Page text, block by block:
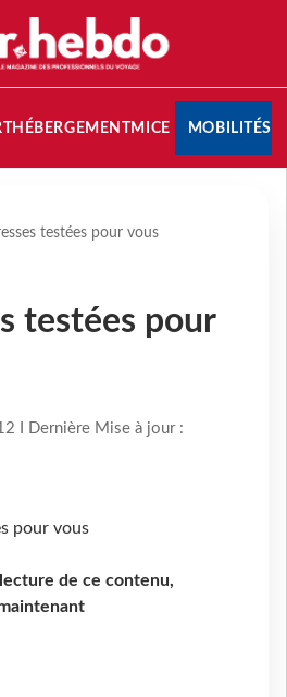
HÉBERGEMENTMICE MOBILITÉS
testées pour vous
testées pour
I Dernière Mise à jour :
de ce contenu,